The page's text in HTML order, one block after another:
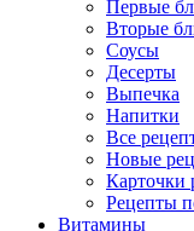
Первые
Вторые
Соусы
Десерты
Выпечка
Напитки
Все
Новые
Карточки
Рецепты
Витамины